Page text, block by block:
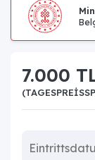
7.000